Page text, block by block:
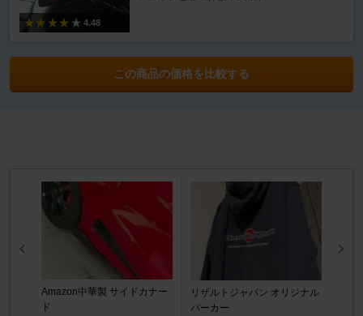
4.48
この商品の価格を比較する
Amazon中華製 サイドカナー
ド
リザルトジャパン オリジナル
パーカー